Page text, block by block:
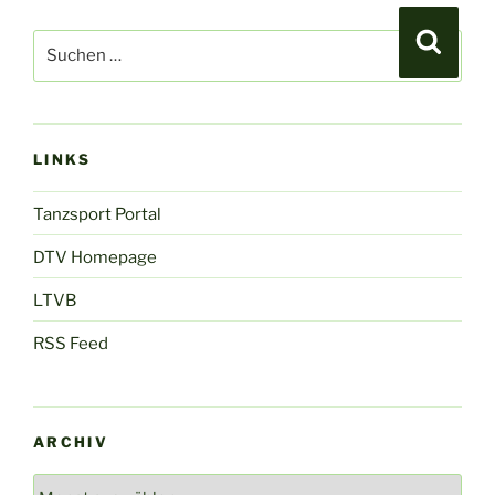
Suchen
nach:
LINKS
Tanzsport Portal
DTV Homepage
LTVB
RSS Feed
ARCHIV
Archiv